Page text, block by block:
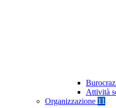
Attività
Organizzazione 11